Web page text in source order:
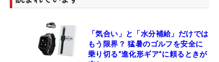
「気合い」と「水分補給」だけでは
もう限界？ 猛暑のゴルフを安全に
乗り切る“進化形ギア”に頼るときが